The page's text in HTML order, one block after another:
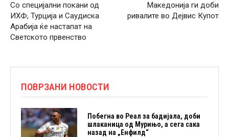
Со специјални покани од
ИХФ, Турција и Саудиска
Арабија ќе настапат на
Светското првенство
Македонија ги доби
ривалите во Дејвис Купот
ПОВРЗАНИ НОВОСТИ
Побегна во Реал за бадијала, доби
шлаканица од Мурињо, а сега сака
назад на „Енфилд“